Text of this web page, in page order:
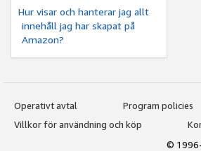
Hur visar och hanterar jag allt
innehåll jag har skapat på
Amazon?
Operativt avtal
Program policies
Villkor för användning och köp
© 1996-